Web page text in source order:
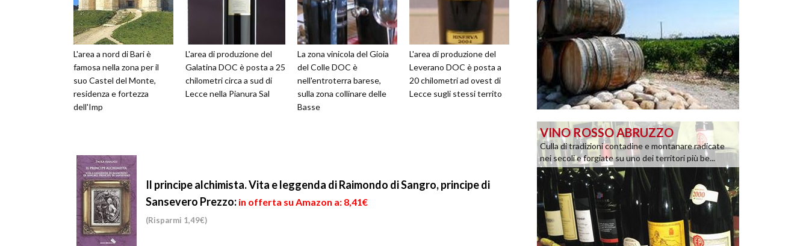
L'area a nord di Bari è
famosa nella zona per il
suo Castel del Monte,
residenza e fortezza
dell'Imp
L'area di produzione del
Galatina DOC è posta a 25
chilometri circa a sud di
Lecce nella Pianura Sal
La zona vinicola del Gioia
del Colle DOC è
nell'entroterra barese,
sulla zona collinare delle
Basse
L'area di produzione del
Leverano DOC è posta a
20 chilometri ad ovest di
Lecce sugli stessi territo
Il principe alchimista. Vita e leggenda di Raimondo di Sangro, principe di
Sansevero Prezzo: in offerta su Amazon a: 8,41€
(Risparmi 1,49€)
VINO ROSSO ABRUZZO
Culla di tradizioni contadine e montanare radicate
nei secoli e forgiate su uno dei territori più be...